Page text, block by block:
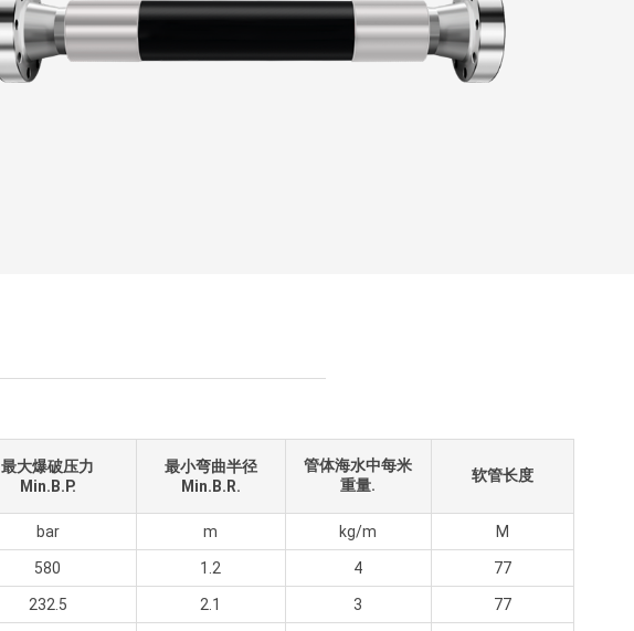
最大爆破压力
Min.B.P.
最小弯曲半径
Min.B.R.
管体海水中每米
重量.
软管长度
bar m kg/m M
580 1.2 4 77
232.5 2.1 3 77